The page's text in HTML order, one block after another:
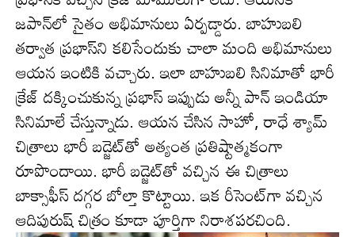
జ‌పాన్‌లో సైతం అభిమానులు ఏర్ప‌డ్డారు. బాహుబ‌లి
త‌ర్వాత ప్ర‌భాస్‌ని క‌లిసేందుకు చాలా మంది అభిమానులు
ఆయ‌న ఇంటికి వ‌చ్చారు. ఇలా బాహుబ‌లి సినిమాతో భారీ
క్రేజ్ దక్కించుకున్న ప్ర‌భాస్ ఇప్పుడు అన్నీ పాన్ ఇండియా
సినిమాలే చేస్తున్నాడు. ఆయ‌న చేసిన సాహో, రాధే శ్యామ్
చిత్రాలు భారీ బ‌డ్జెట్‌తో అత్యంత ప్ర‌తిష్టాత్మ‌కంగా
రూపొందాయి. భారీ బ‌డ్జెట్‌తో వ‌చ్చిన ఈ చిత్రాలు
బాక్సాఫీస్ దగ్గర బోల్తా కొట్టాయి. ఇక రీసెంట్‌గా వ‌చ్చిన
ఆదిపురుష్ చిత్రం కూడా పూర్తిగా నిరాశ‌ప‌ర‌చింది.